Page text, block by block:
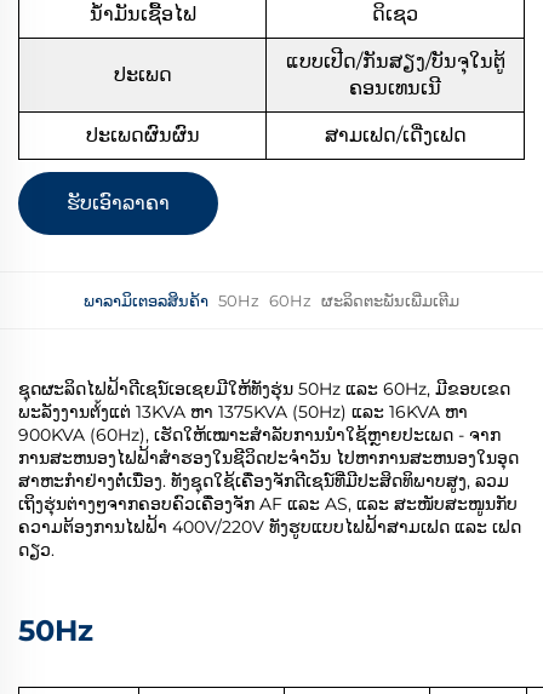
ນໍ້າມັນເຊື້ອໄຟ ດິເຊວ
ປະເພດ
ແບບເປີດ/ກັນສຽງ/ບັນຈຸໃນຕູ້
ຄອນເທນເນີ
ປະເພດຜົນຜົນ ສາມເຟດ/ເດີ່ງເຟດ
ຮັບເອົາລາຄາ
ພາລາມິເຕອລສິນຄ້າ 50Hz 60Hz ຜະລິດຕະພັນເພີ່ມເຕີມ
ຊຸດຜະລິດໄຟຟ້າດີເຊນ໌ເອເຊຍມີໃຫ້ທັງຮຸ່ນ 50Hz ແລະ 60Hz, ມີຂອບເຂດ
ພະລັງງານຕั้ງແຕ່ 13KVA ຫາ 1375KVA (50Hz) ແລະ 16KVA ຫາ
900KVA (60Hz), ເຮັດໃຫ້ເໝາະສຳລັບການນໍາໃຊ້ຫຼາຍປະເພດ - ຈາກ
ການສະຫນອງໄຟຟ້າສໍາຮອງໃນຊີວິດປະຈໍາວັນ ໄປຫາການສະຫນອງໃນອຸດ
ສາຫະກໍາຢ່າງຕໍ່ເນື່ອງ. ທັງຊຸດໃຊ້ເຄື່ອງຈັກດີເຊນ໌ທີ່ມີປະສິດທິພາບສູງ, ລວມ
ເຖິງຮຸ່ນຕ່າງໆຈາກຄອບຄົວເຄື່ອງຈັກ AF ແລະ AS, ແລະ ສະໜັບສະໜູນກັບ
ຄວາມຕ້ອງການໄຟຟ້າ 400V/220V ທັງຮູບແບບໄຟຟ້າສາມເຟດ ແລະ ເຟດ
ດຽວ.
50Hz